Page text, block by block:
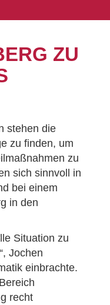
ZU
stehen die
zu finden, um
zu
sich sinnvoll in
bei einem
in den
Situation zu
Jochen
einbrachte.
recht